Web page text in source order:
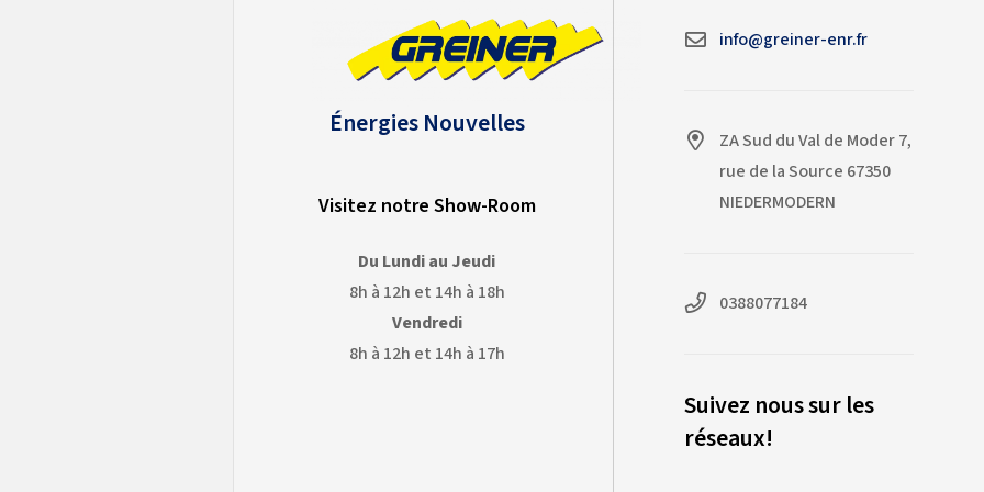
professionnalisme !
Énergies Nouvelles
Visitez notre Show-Room
Du Lundi au Jeudi
8h à 12h et 14h à 18h
Vendredi
8h à 12h et 14h à 17h
info@greiner-enr.fr
ZA Sud du Val de Moder 7,
rue de la Source 67350
NIEDERMODERN
0388077184
Suivez nous sur les
réseaux!